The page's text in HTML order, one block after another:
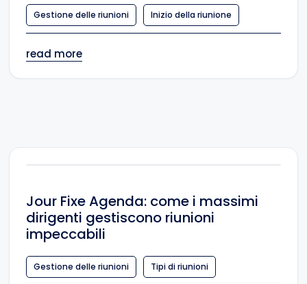
Gestione delle riunioni Inizio della riunione
read more
Jour Fixe Agenda: come i massimi
dirigenti gestiscono riunioni
impeccabili
Gestione delle riunioni Tipi di riunioni